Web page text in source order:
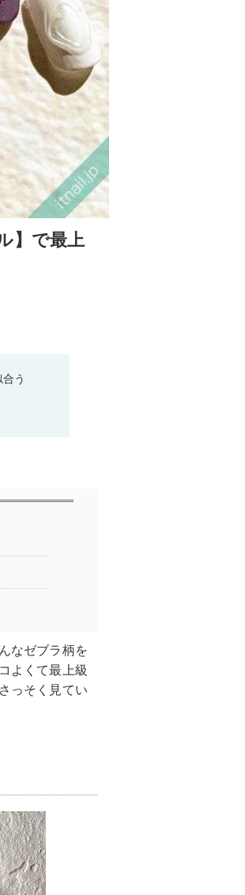
】で最上
う
なゼブラ柄を
よくて最上級
っそく見てい